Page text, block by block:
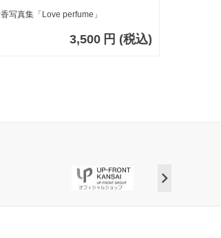
写真集「Love perfume」
3,500 円 (税込)